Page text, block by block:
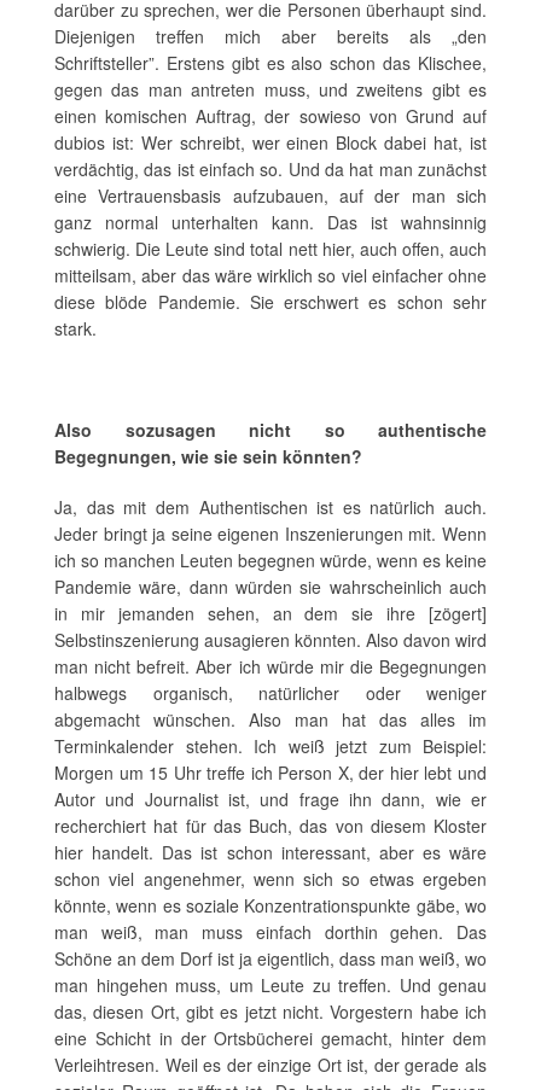
darüber zu sprechen, wer die Personen überhaupt sind.
Diejenigen treffen mich aber bereits als „den
Schriftsteller”. Erstens gibt es also schon das Klischee,
gegen das man antreten muss, und zweitens gibt es
einen komischen Auftrag, der sowieso von Grund auf
dubios ist: Wer schreibt, wer einen Block dabei hat, ist
verdächtig, das ist einfach so. Und da hat man zunächst
eine Vertrauensbasis aufzubauen, auf der man sich
ganz normal unterhalten kann. Das ist wahnsinnig
schwierig. Die Leute sind total nett hier, auch offen, auch
mitteilsam, aber das wäre wirklich so viel einfacher ohne
diese blöde Pandemie. Sie erschwert es schon sehr
stark.
Also sozusagen nicht so authentische
Begegnungen, wie sie sein könnten?
Ja, das mit dem Authentischen ist es natürlich auch.
Jeder bringt ja seine eigenen Inszenierungen mit. Wenn
ich so manchen Leuten begegnen würde, wenn es keine
Pandemie wäre, dann würden sie wahrscheinlich auch
in mir jemanden sehen, an dem sie ihre [zögert]
Selbstinszenierung ausagieren könnten. Also davon wird
man nicht befreit. Aber ich würde mir die Begegnungen
halbwegs organisch, natürlicher oder weniger
abgemacht wünschen. Also man hat das alles im
Terminkalender stehen. Ich weiß jetzt zum Beispiel:
Morgen um 15 Uhr treffe ich Person X, der hier lebt und
Autor und Journalist ist, und frage ihn dann, wie er
recherchiert hat für das Buch, das von diesem Kloster
hier handelt. Das ist schon interessant, aber es wäre
schon viel angenehmer, wenn sich so etwas ergeben
könnte, wenn es soziale Konzentrationspunkte gäbe, wo
man weiß, man muss einfach dorthin gehen. Das
Schöne an dem Dorf ist ja eigentlich, dass man weiß, wo
man hingehen muss, um Leute zu treffen. Und genau
das, diesen Ort, gibt es jetzt nicht. Vorgestern habe ich
eine Schicht in der Ortsbücherei gemacht, hinter dem
Verleihtresen. Weil es der einzige Ort ist, der gerade als